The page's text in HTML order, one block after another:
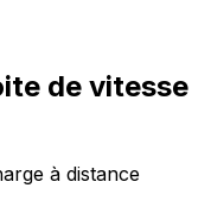
de vitesse
à distance